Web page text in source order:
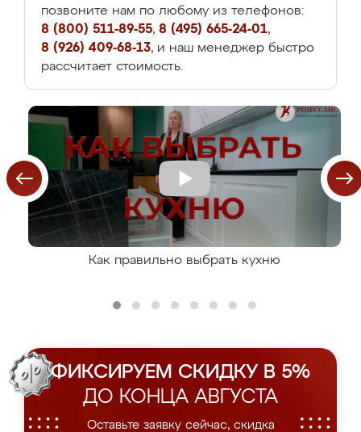
позвоните нам по любому из телефонов:
8 (800) 511-89-55, 8 (495) 665-24-01,
8 (926) 409-68-13, и наш менеджер быстро
рассчитает стоимость.
Как правильно выбрать кухню
ФИКСИРУЕМ СКИДКУ В 5%
ДО КОНЦА АВГУСТА
Оставьте заявку сейчас, скидка